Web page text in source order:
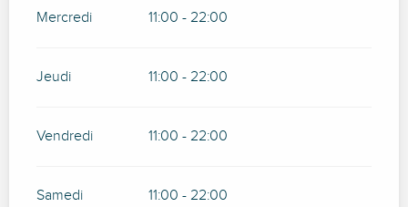
Mercredi 11:00 - 22:00
Jeudi 11:00 - 22:00
Vendredi 11:00 - 22:00
Samedi 11:00 - 22:00